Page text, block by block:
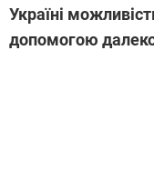
Україні
допомогою